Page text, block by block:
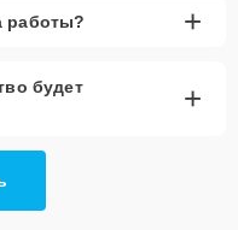
работы? +
будет
+